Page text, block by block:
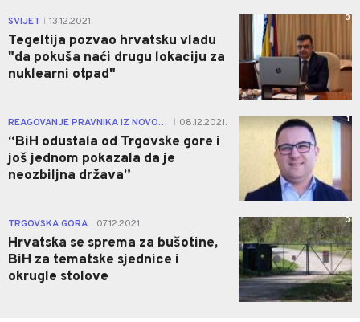
SVIJET 13.12.2021.
Tegeltija pozvao hrvatsku vladu
"da pokuša naći drugu lokaciju za
nuklearni otpad"
0
REAGOVANJE PRAVNIKA IZ NOVOG GRADA 08.12.2021.
“BiH odustala od Trgovske gore i
još jednom pokazala da je
neozbiljna država”
1
TRGOVSKA GORA 07.12.2021.
Hrvatska se sprema za bušotine,
BiH za tematske sjednice i
okrugle stolove
0